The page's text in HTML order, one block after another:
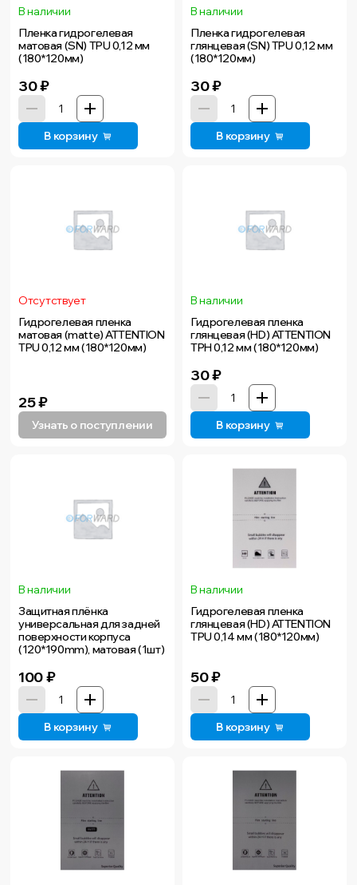
В наличии
Пленка гидрогелевая
матовая (SN) TPU 0,12 мм
(180*120мм)
30₽
В корзину
В наличии
Пленка гидрогелевая
глянцевая (SN) TPU 0,12 мм
(180*120мм)
30₽
В корзину
Отсутствует
Гидрогелевая пленка
матовая (matte) ATTENTION
TPU 0,12 мм (180*120мм)
25₽
Узнать о поступлении
В наличии
Гидрогелевая пленка
глянцевая (HD) ATTENTION
TPH 0,12 мм (180*120мм)
30₽
В корзину
В наличии
Защитная плёнка
универсальная для задней
поверхности корпуса
(120*190mm), матовая (1шт)
100₽
В корзину
В наличии
Гидрогелевая пленка
глянцевая (HD) ATTENTION
TPU 0,14 мм (180*120мм)
50₽
В корзину